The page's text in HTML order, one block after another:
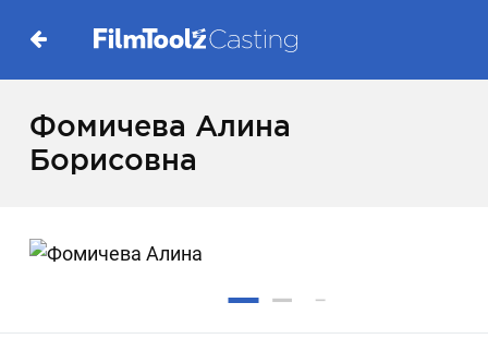
Фомичева Алина
Борисовна